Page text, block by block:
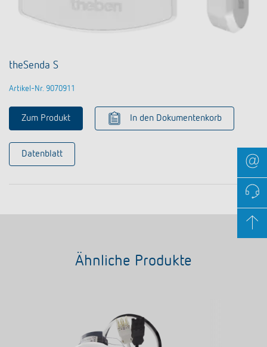
theSenda S
Artikel-Nr. 9070911
Zum Produkt In den Dokumentenkorb
Datenblatt
Ähnliche Produkte